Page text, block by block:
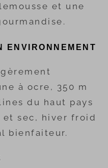
et une
ENVIRONNEMENT
à ocre, 350 m
du haut pays
et sec, hiver froid
bienfaiteur.